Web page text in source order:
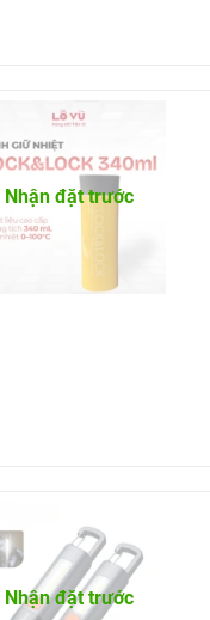
Nhận đặt trước
Nhận đặt trước